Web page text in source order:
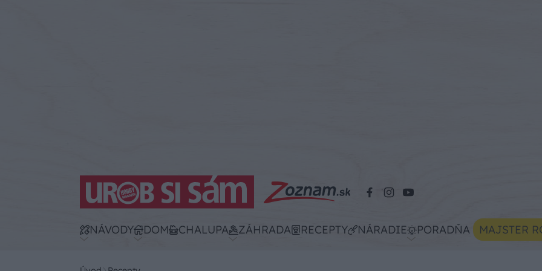
NÁVODY DOM CHALUPA ZÁHRADA RECEPTY NÁRADIE PORADŇA MAJSTER